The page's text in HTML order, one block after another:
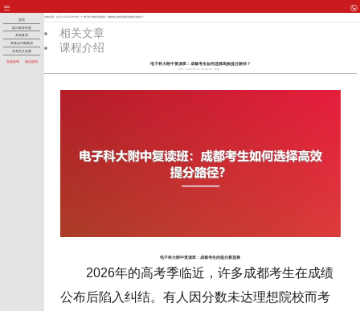
首页
四川高考专攻
高考复读
高考全日制集训
艺考生文化课
在线咨询 电话咨询
当前位置： 首页 >>四川高考专攻>> 电子科大附中复读班：成都考生如何选择高效提分路径？
相关文章
课程介绍
电子科大附中复读班：成都考生如何选择高效提分路径？
时间：2026-05-31 00:48:29 来源：
电子科大附中复读班：成都考生的提分新选择
2026年的高考季临近，许多成都考生在成绩
公布后陷入纠结。有人因分数未达理想院校而考